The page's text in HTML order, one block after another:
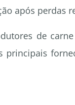
após perdas
de